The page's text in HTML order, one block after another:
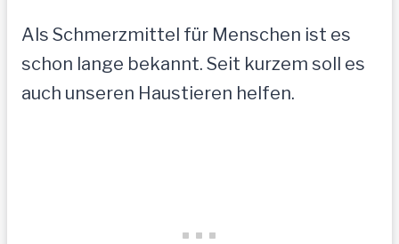
Als Schmerzmittel für Menschen ist es
schon lange bekannt. Seit kurzem soll es
auch unseren Haustieren helfen.